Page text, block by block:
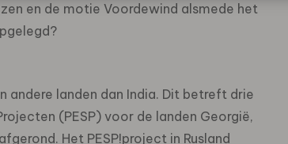
en de motie Voordewind alsmede het
andere landen dan India. Dit betreft drie
(PESP) voor de landen Georgië,
Het PESP!project in Rusland